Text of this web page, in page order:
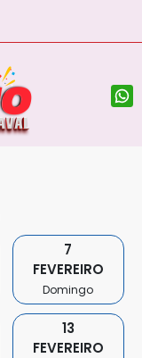
7
FEVEREIRO
Domingo
13
FEVEREIRO